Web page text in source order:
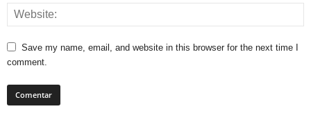
Save my name, email, and website in this browser for the next time I
comment.